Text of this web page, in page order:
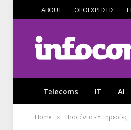
ABOUT ΟΡΟΙ ΧΡΗΣΗΣ
Telecoms IT AI
Home » Προϊόντα - Υπηρεσίες